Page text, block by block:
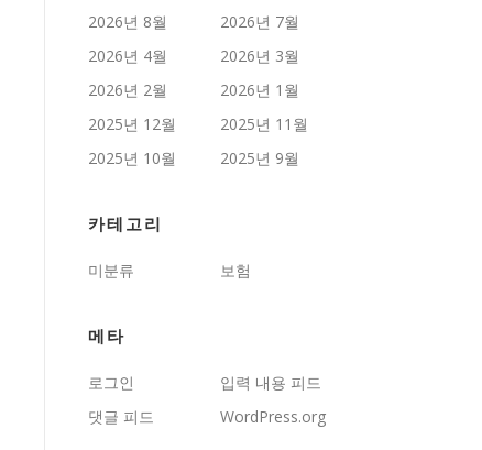
2026년 8월
2026년 7월
2026년 4월
2026년 3월
2026년 2월
2026년 1월
2025년 12월
2025년 11월
2025년 10월
2025년 9월
카테고리
미분류 보험
메타
로그인
입력 내용 피드
댓글 피드
WordPress.org